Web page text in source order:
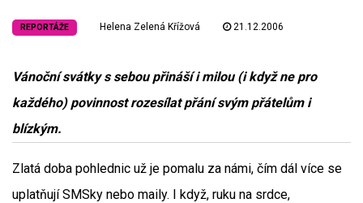
REPORTÁŽE Helena Zelená Křížová 21.12.2006
Vánoční svátky s sebou přináší i milou (i když ne pro
každého) povinnost rozesílat přání svým přátelům i
blízkým.
Zlatá doba pohlednic už je pomalu za námi, čím dál více se
uplatňují SMSky nebo maily. I když, ruku na srdce,